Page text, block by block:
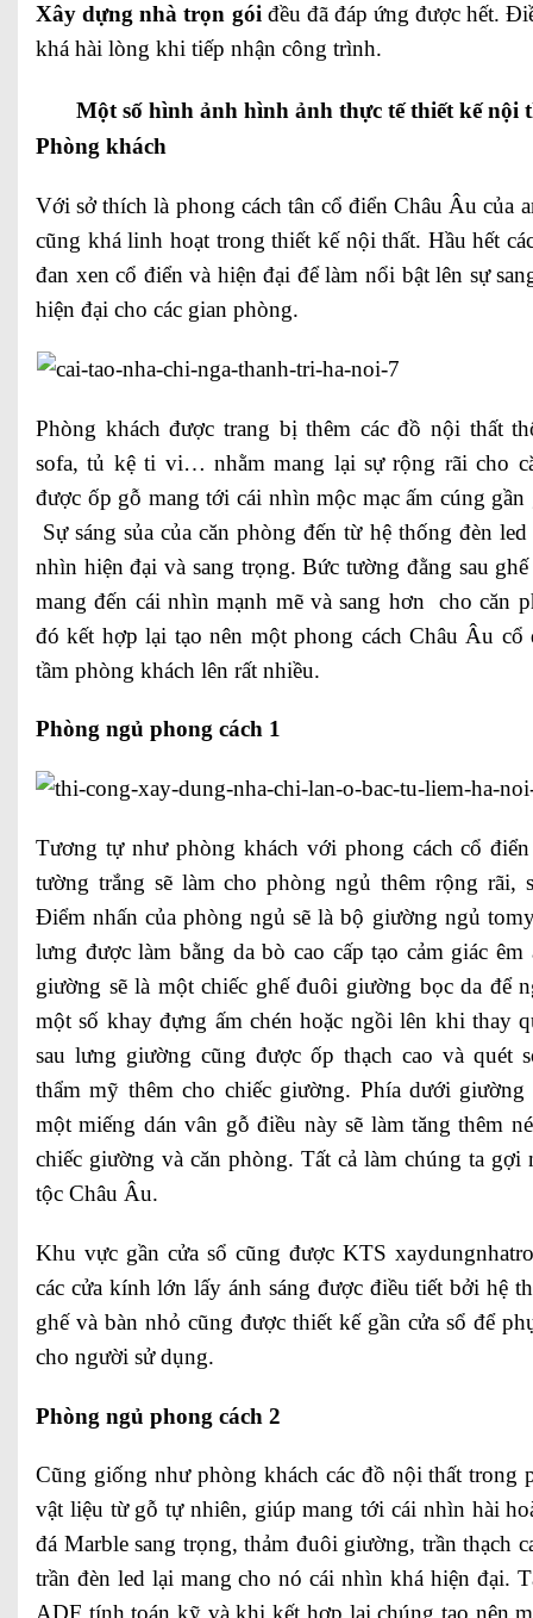
Xây dựng nhà trọn góiđều đã đáp ứng được hết.
khá hài lòng khi tiếp nhận công trình.
Một số hình ảnh hình ảnh thực tế thiết kế nội
Phòng khách
Với sở thích là phong cách tân cổ điển Châu Âu của
cũng khá linh hoạt trong thiết kế nội thất. Hầu hết
đan xen cổ điển và hiện đại để làm nổi bật lên sự
hiện đại cho các gian phòng.
Phòng khách được trang bị thêm các đồ nội thất
sofa, tủ kệ ti vi… nhằm mang lại sự rộng rãi cho
được ốp gỗ mang tới cái nhìn mộc mạc ấm cúng
Sự sáng sủa của căn phòng đến từ hệ thống đèn
nhìn hiện đại và sang trọng. Bức tường đằng sau
mang đến cái nhìn mạnh mẽ và sang hơn cho căn
đó kết hợp lại tạo nên một phong cách Châu Âu cổ
tầm phòng khách lên rất nhiều.
Phòng ngủ phong cách 1
Tương tự như phòng khách với phong cách cổ
tường trắng sẽ làm cho phòng ngủ thêm rộng rãi,
Điểm nhấn của phòng ngủ sẽ là bộ giường ngủ
lưng được làm bằng da bò cao cấp tạo cảm giác
giường sẽ là một chiếc ghế đuôi giường bọc da để
một số khay đựng ấm chén hoặc ngồi lên khi thay
sau lưng giường cũng được ốp thạch cao và quét
thẩm mỹ thêm cho chiếc giường. Phía dưới giường
một miếng dán vân gỗ điều này sẽ làm tăng thêm
chiếc giường và căn phòng. Tất cả làm chúng ta
tộc Châu Âu.
Khu vực gần cửa sổ cũng được KTS
các cửa kính lớn lấy ánh sáng được điều tiết bởi hệ
ghế và bàn nhỏ cũng được thiết kế gần cửa sổ để
cho người sử dụng.
Phòng ngủ phong cách 2
Cũng giống như phòng khách các đồ nội thất trong
vật liệu từ gỗ tự nhiên, giúp mang tới cái nhìn hài
đá Marble sang trọng, thảm đuôi giường, trần thạch
trần đèn led lại mang cho nó cái nhìn khá hiện đại.